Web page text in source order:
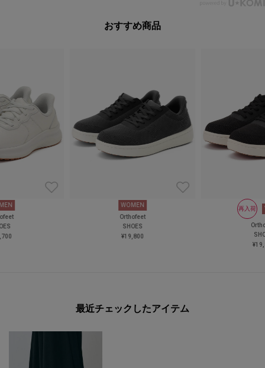
おすすめ商品
WOMEN
Orthofeet
SHOES
¥19,800
再入荷
最近チェックしたアイテム